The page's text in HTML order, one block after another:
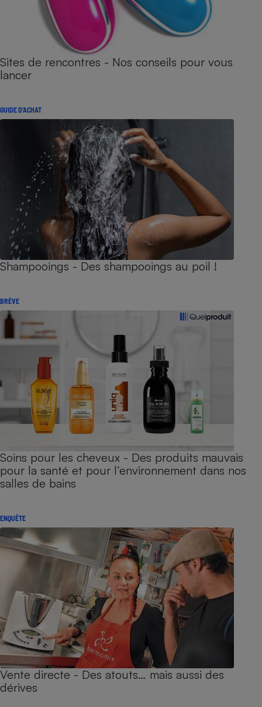
Sites de rencontres - Nos conseils pour vous
lancer
GUIDE D'ACHAT
Shampooings - Des shampooings au poil !
BRÈVE
Soins pour les cheveux - Des produits mauvais
pour la santé et pour l’environnement dans nos
salles de bains
ENQUÊTE
Vente directe - Des atouts… mais aussi des
dérives